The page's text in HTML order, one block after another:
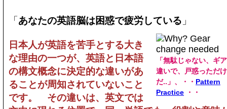
「 あなたの英語脳は困惑で疲労している 」
「無駄じゃない、ギ
違いで、戸惑っただけ
だ..」、・・ Pattern
Practice ・・
日本人が英語を苦手とする大き
な理由の一つが、英語と日本語
の構文概念に決定的な違いがあ
ることが周知されていないこと
です。 その違いは、英文では